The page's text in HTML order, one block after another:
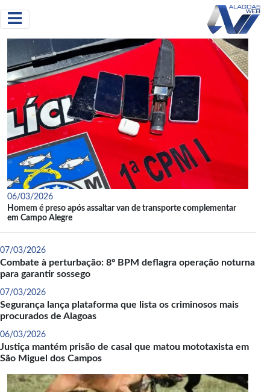
06/03/2026
Homem é preso após assaltar van de transporte complementar
em Campo Alegre
07/03/2026
Combate à perturbação: 8º BPM deflagra operação noturna
para garantir sossego
07/03/2026
Segurança lança plataforma que lista os criminosos mais
procurados de Alagoas
06/03/2026
Justiça mantém prisão de casal que matou mototaxista em
São Miguel dos Campos